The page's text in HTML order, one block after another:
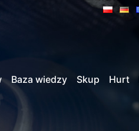
Baza wiedzy Skup Hurt